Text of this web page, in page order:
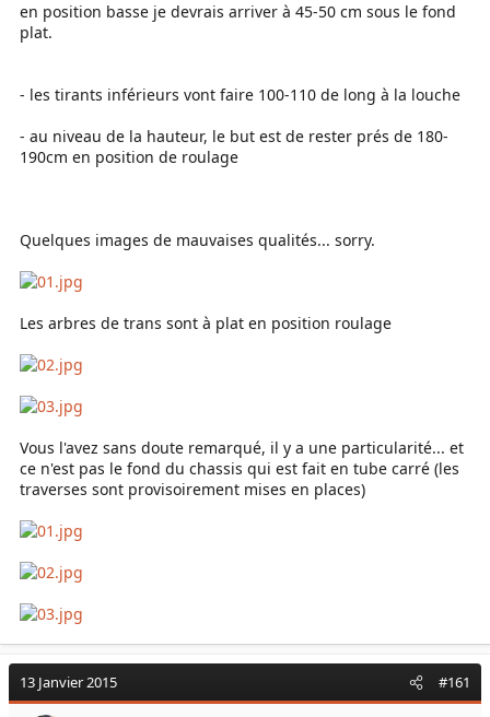
en position basse je devrais arriver à 45-50 cm sous le fond
plat.
- les tirants inférieurs vont faire 100-110 de long à la louche
- au niveau de la hauteur, le but est de rester prés de 180-
190cm en position de roulage
Quelques images de mauvaises qualités... sorry.
Les arbres de trans sont à plat en position roulage
Vous l'avez sans doute remarqué, il y a une particularité... et
ce n'est pas le fond du chassis qui est fait en tube carré (les
traverses sont provisoirement mises en places)
13 Janvier 2015 #161